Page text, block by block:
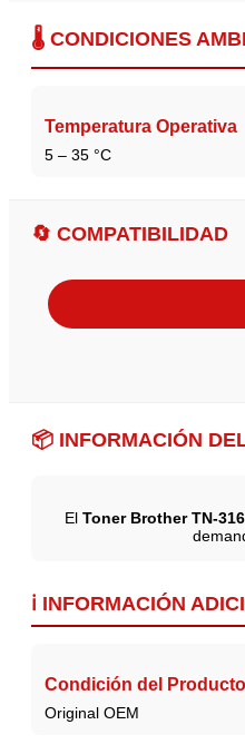
🌡️ CONDICIONES
Temperatura Operativa
5 – 35 °C
🔄 COMPATIBILIDAD
📦 INFORMACIÓN
El Toner Brother TN-
ℹ️ INFORMACIÓN
Condición del Producto
Original OEM